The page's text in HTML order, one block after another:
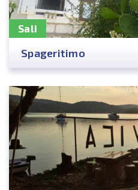
Sali
Spageritimo